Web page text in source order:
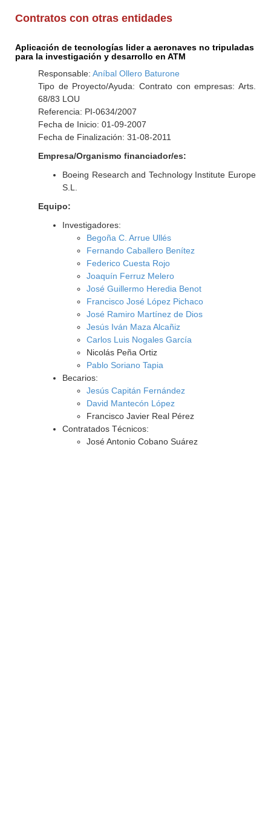
Contratos con otras entidades
Aplicación de tecnologías lider a aeronaves no tripuladas
para la investigación y desarrollo en ATM
Responsable: Aníbal Ollero Baturone
Tipo de Proyecto/Ayuda: Contrato con empresas: Arts.
68/83 LOU
Referencia: PI-0634/2007
Fecha de Inicio: 01-09-2007
Fecha de Finalización: 31-08-2011
Empresa/Organismo financiador/es:
Boeing Research and Technology Institute Europe
S.L.
Equipo:
Investigadores:
Begoña C. Arrue Ullés
Fernando Caballero Benítez
Federico Cuesta Rojo
Joaquín Ferruz Melero
José Guillermo Heredia Benot
Francisco José López Pichaco
José Ramiro Martínez de Dios
Jesús Iván Maza Alcañiz
Carlos Luis Nogales García
Nicolás Peña Ortiz
Pablo Soriano Tapia
Becarios:
Jesús Capitán Fernández
David Mantecón López
Francisco Javier Real Pérez
Contratados Técnicos:
José Antonio Cobano Suárez